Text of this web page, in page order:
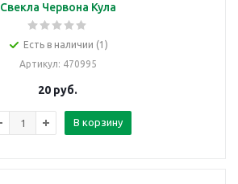
Свекла Червона Кула
Есть в наличии (1)
Артикул: 470995
20 руб.
В корзину